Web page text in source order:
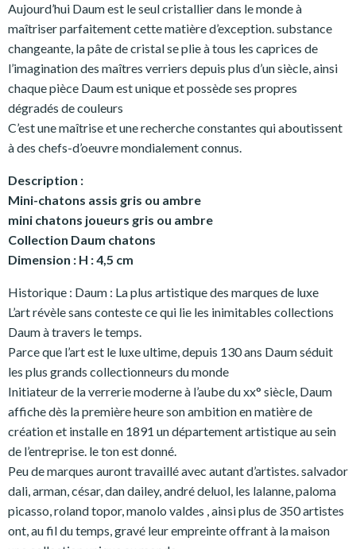
Aujourd’hui Daum est le seul cristallier dans le monde à
maîtriser parfaitement cette matière d’exception. substance
changeante, la pâte de cristal se plie à tous les caprices de
l’imagination des maîtres verriers depuis plus d’un siècle, ainsi
chaque pièce Daum est unique et possède ses propres
dégradés de couleurs
C’est une maîtrise et une recherche constantes qui aboutissent
à des chefs-d’oeuvre mondialement connus.
Description :
Mini-chatons assis gris ou ambre
mini chatons joueurs gris ou ambre
Collection Daum chatons
Dimension : H : 4,5 cm
Historique : Daum : La plus artistique des marques de luxe
L’art révèle sans conteste ce qui lie les inimitables collections
Daum à travers le temps.
Parce que l’art est le luxe ultime, depuis 130 ans Daum séduit
les plus grands collectionneurs du monde
Initiateur de la verrerie moderne à l’aube du xx° siècle, Daum
affiche dès la première heure son ambition en matière de
création et installe en 1891 un département artistique au sein
de l’entreprise. le ton est donné.
Peu de marques auront travaillé avec autant d’artistes. salvador
dali, arman, césar, dan dailey, andré deluol, les lalanne, paloma
picasso, roland topor, manolo valdes , ainsi plus de 350 artistes
ont, au fil du temps, gravé leur empreinte offrant à la maison